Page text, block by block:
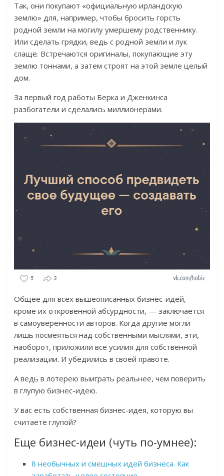
Так, они покупают «официальную ирландскую
землю» для, например, чтобы бросить горсть
родной земли на могилу умершему родственнику.
Или сделать грядки, ведь с родной земли и лук
слаще. Встречаются оригиналы, покупающие эту
землю тоннами, а затем строят на этой земле целый
дом.
За первый год работы Берка и Дженкинса
разбогатели и сделались миллионерами.
Общее для всех вышеописанных бизнес-идей,
кроме их откровенной абсурдности, — заключается
в самоуверенности авторов. Когда другие могли
лишь посмеяться над собственными мыслями, эти,
наоборот, приложили все усилия для собственной
реализации. И убедились в своей правоте.
А ведь в лотерею выиграть реальнее, чем поверить
в глупую бизнес-идею.
У вас есть собственная бизнес-идея, которую вы
считаете глупой?
Еще бизнес-идеи (чуть по-умнее):
8 необычных и смешных идей бизнеса. Как